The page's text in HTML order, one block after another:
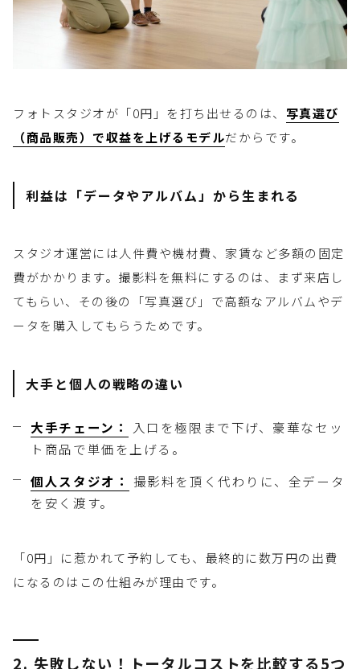
フォトスタジオが「0円」を打ち出せるのは、 写真選び
（商品販売）で収益を上げるモデルだからです。
利益は「データやアルバム」から生まれる
スタジオ運営には人件費や機材費、家賃など多額の固定
費がかかります。撮影料を無料にするのは、まず来店し
てもらい、その後の「写真選び」で高額なアルバムやデ
ータを購入してもらうためです。
大手と個人の戦略の違い
大手チェーン：
入口を極限まで下げ、豪華なセッ
ト商品で単価を上げる。
個人スタジオ： 撮影料を頂く代わりに、全データ
を安く渡す。
「0円」に惹かれて予約しても、最終的に数万円の出費
になるのはこの仕組みが理由です。
2. 失敗しない！トータルコストを比較する5つ